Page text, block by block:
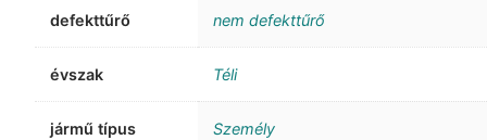
defekttűrő nem defekttűrő
évszak Téli
jármű típus Személy